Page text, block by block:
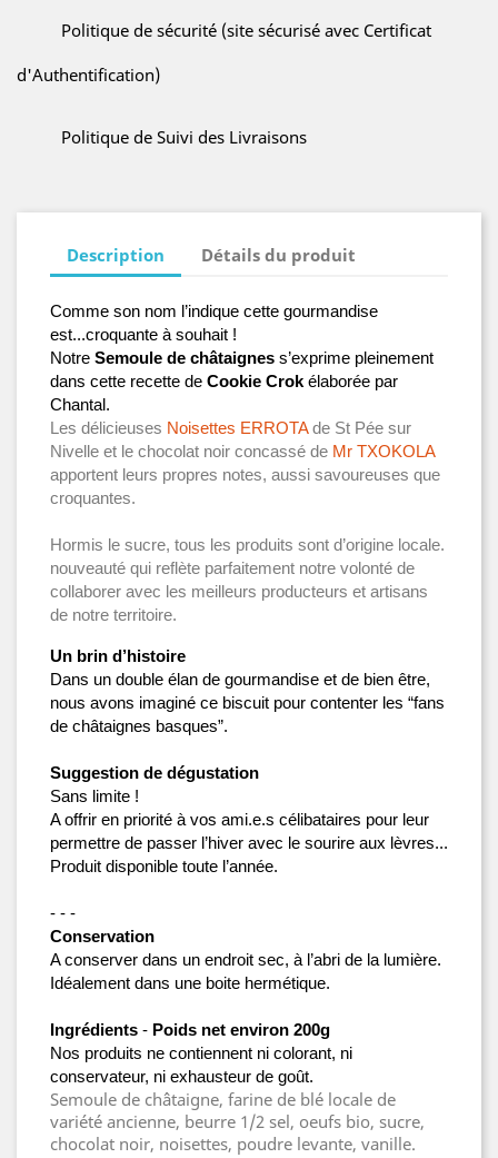
Politique de sécurité (site sécurisé avec Certificat
d'Authentification)
Politique de Suivi des Livraisons
Description Détails du produit
Comme son nom l’indique cette gourmandise
est...croquante à souhait !
Notre Semoule de châtaignes s’exprime pleinement
dans cette recette de Cookie Crok élaborée par
Chantal.
Les délicieuses Noisettes ERROTA de St Pée sur
Nivelle et l e chocolat noir concassé de Mr TXOKOLA
apportent leurs propres notes, aussi savoureuses que
croquantes.
Hormis le sucre, tous les produits sont d’origine locale.
nouveauté qui reflète parfaitement notre volonté de
collaborer avec les meilleurs producteurs et artisans
de notre territoire.
Un brin d’histoire
Dans un double élan de gourmandise et de bien être,
nous avons imaginé ce biscuit pour contenter les “fans
de châtaignes basques”.
Suggestion de dégustation
Sans limite !
A offrir en priorité à vos ami.e.s célibataires pour leur
permettre de passer l’hiver avec le sourire aux lèvres...
Produit disponible toute l’année.
- - -
Conservation
A conserver dans un endroit sec, à l’abri de la lumière.
Idéalement dans une boite hermétique.
Ingrédients - Poids net environ 200g
Nos produits ne contiennent ni colorant, ni
conservateur, ni exhausteur de goût.
Semoule de châtaigne, farine de blé locale de
variété ancienne, beurre 1/2 sel, oeufs bio, sucre,
chocolat noir, noisettes, poudre levante, vanille.